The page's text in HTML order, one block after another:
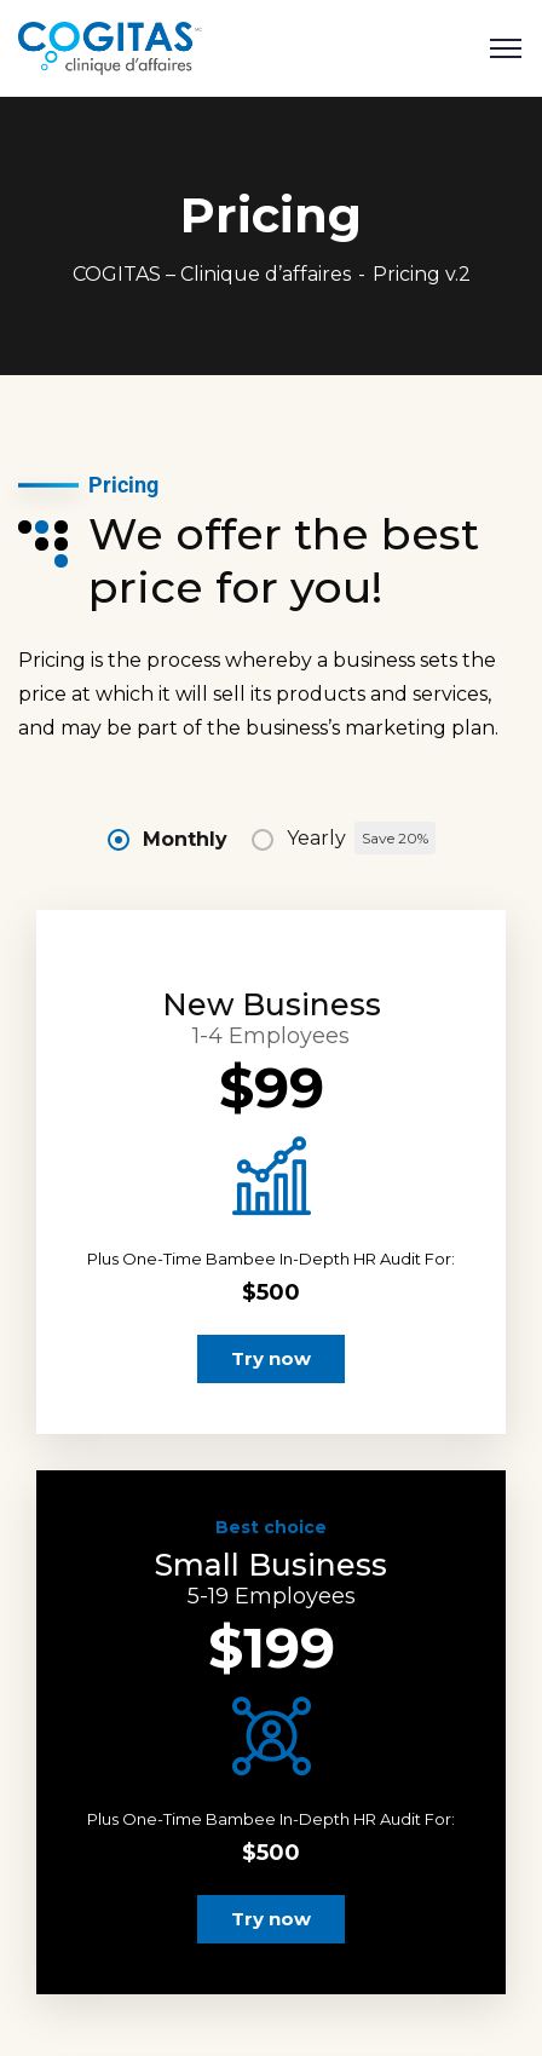
Pricing
COGITAS – Clinique d’affaires Pricing v.2
Pricing
We offer the best
price for you!
Pricing is the process whereby a business sets the
price at which it will sell its products and services,
and may be part of the business’s marketing plan.
Monthly Yearly Save 20%
New Business
1-4 Employees
$99
Plus One-Time Bambee In-Depth HR Audit For:
$500
Try now
Best choice
Small Business
5-19 Employees
$199
Plus One-Time Bambee In-Depth HR Audit For:
$500
Try now